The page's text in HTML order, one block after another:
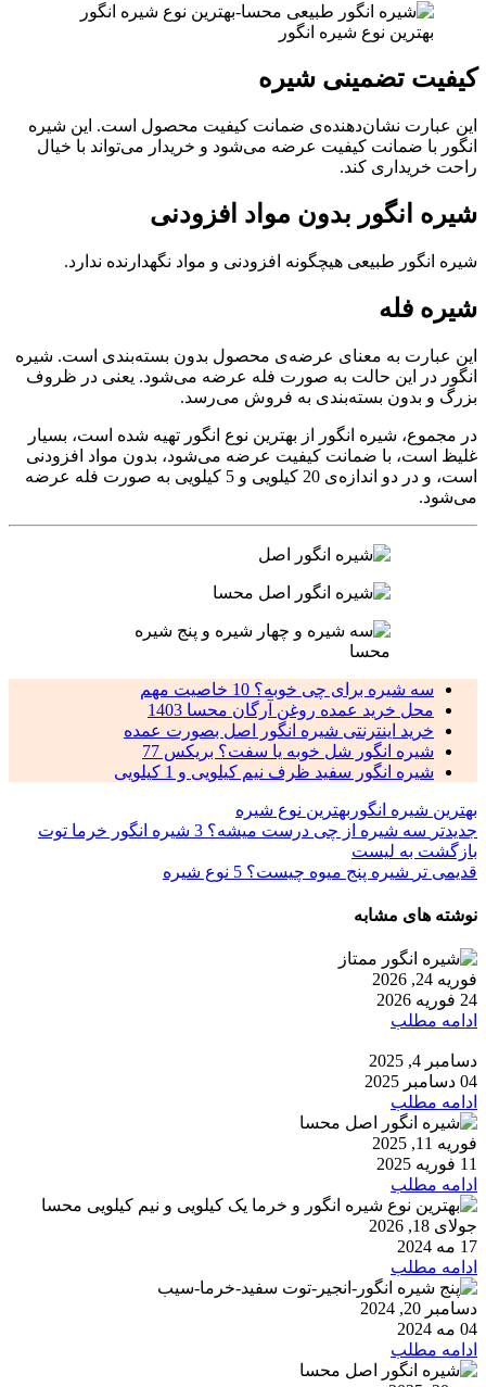
بهترین نوع شیره انگور
کیفیت تضمینی شیره
این عبارت نشان‌دهنده‌ی ضمانت کیفیت محصول است. این شیره
انگور با ضمانت کیفیت عرضه می‌شود و خریدار می‌تواند با خیال
راحت خریداری کند.
شیره انگور بدون مواد افزودنی
شیره انگور طبیعی هیچگونه افزودنی و مواد نگهدارنده ندارد.
شیره فله
این عبارت به معنای عرضه‌ی محصول بدون بسته‌بندی است. شیره
انگور در این حالت به صورت فله عرضه می‌شود. یعنی در ظروف
بزرگ و بدون بسته‌بندی به فروش می‌رسد.
در مجموع، شیره انگور از بهترین نوع انگور تهیه شده است، بسیار
غلیظ است، با ضمانت کیفیت عرضه می‌شود، بدون مواد افزودنی
است، و در دو اندازه‌ی 20 کیلویی و 5 کیلویی به صورت فله عرضه
می‌شود.
سه شیره برای چی خوبه؟ 10 خاصیت مهم
محل خرید عمده روغن آرگان محسا 1403
خرید اینترنتی شیره انگور اصل بصورت عمده
شیره انگور شل خوبه یا سفت؟ بریکس 77
شیره انگور سفید ظرف نیم کیلویی و 1 کیلویی
بهترین شیره انگور بهترین نوع شیره
جدیدتر سه شیره از چی درست میشه؟ 3 شیره انگور خرما توت
بازگشت به لیست
قدیمی تر شیره پنج میوه چیست؟ 5 نوع شیره
نوشته های مشابه
فوریه 24, 2026
24 فوریه 2026
ادامه مطلب
دسامبر 4, 2025
04 دسامبر 2025
ادامه مطلب
فوریه 11, 2025
11 فوریه 2025
ادامه مطلب
جولای 18, 2026
17 مه 2024
ادامه مطلب
دسامبر 20, 2024
04 مه 2024
ادامه مطلب